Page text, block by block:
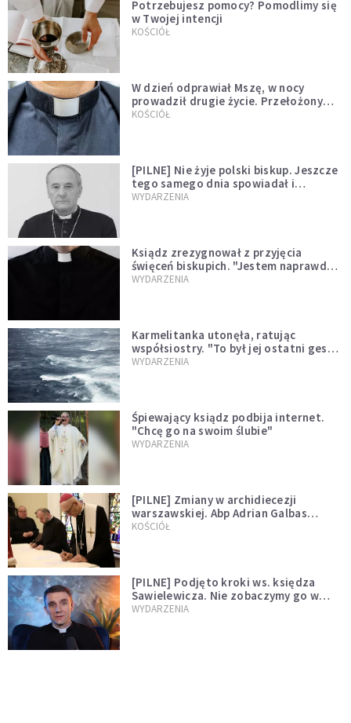
Potrzebujesz pomocy? Pomodlimy się
w Twojej intencji
KOŚCIÓŁ
W dzień odprawiał Mszę, w nocy
prowadził drugie życie. Przełożony
kazał mu opuścić zakon
KOŚCIÓŁ
[PILNE] Nie żyje polski biskup. Jeszcze
tego samego dnia spowiadał i
sprawował Mszę świętą
WYDARZENIA
Ksiądz zrezygnował z przyjęcia
święceń biskupich. "Jestem naprawdę
niegodny"
WYDARZENIA
Karmelitanka utonęła, ratując
współsiostry. "To był jej ostatni gest
miłości"
WYDARZENIA
Śpiewający ksiądz podbija internet.
"Chcę go na swoim ślubie"
WYDARZENIA
[PILNE] Zmiany w archidiecezji
warszawskiej. Abp Adrian Galbas
wręczył dekrety nowym proboszczom
KOŚCIÓŁ
[PILNE] Podjęto kroki ws. księdza
Sawielewicza. Nie zobaczymy go w
mediach
WYDARZENIA